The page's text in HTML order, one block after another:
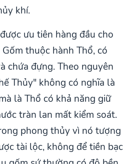
khí.
ưu tiên hàng đầu cho
thuộc hành Thổ, có
chứa đựng. Theo nguyên
Thủy" không có nghĩa là
là Thổ có khả năng giữ
tràn lan mất kiểm soát.
phong thủy vì nó tượng
tài lộc, không để tiền bạc